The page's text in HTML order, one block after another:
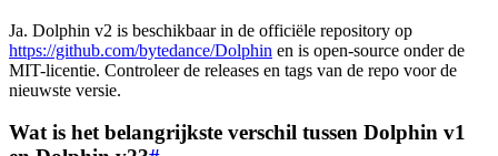
Ja. Dolphin v2 is beschikbaar in de officiële repository op
https://github.com/bytedance/Dolphin en is open-source onder de
MIT-licentie. Controleer de releases en tags van de repo voor de
nieuwste versie.
Wat is het belangrijkste verschil tussen Dolphin v1